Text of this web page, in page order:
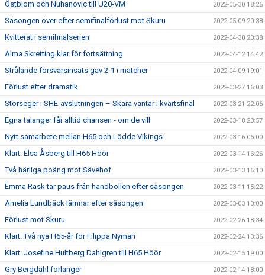
Östblom och Nuhanovic till U20-VM 2022-05-30 18:26
Säsongen över efter semifinalförlust mot Skuru 2022-05-09 20:38
Kvitterat i semifinalserien 2022-04-30 20:38
Alma Skretting klar för fortsättning 2022-04-12 14:42
Strålande försvarsinsats gav 2-1 i matcher 2022-04-09 19:01
Förlust efter dramatik 2022-03-27 16:03
Storseger i SHE-avslutningen – Skara väntar i kvartsfinal 2022-03-21 22:06
Egna talanger får alltid chansen - om de vill 2022-03-18 23:57
Nytt samarbete mellan H65 och Lödde Vikings 2022-03-16 06:00
Klart: Elsa Åsberg till H65 Höör 2022-03-14 16:26
Två härliga poäng mot Sävehof 2022-03-13 16:10
Emma Rask tar paus från handbollen efter säsongen 2022-03-11 15:22
Amelia Lundbäck lämnar efter säsongen 2022-03-03 10:00
Förlust mot Skuru 2022-02-26 18:34
Klart: Två nya H65-år för Filippa Nyman 2022-02-24 13:36
Klart: Josefine Hultberg Dahlgren till H65 Höör 2022-02-15 19:00
Gry Bergdahl förlänger 2022-02-14 18:00